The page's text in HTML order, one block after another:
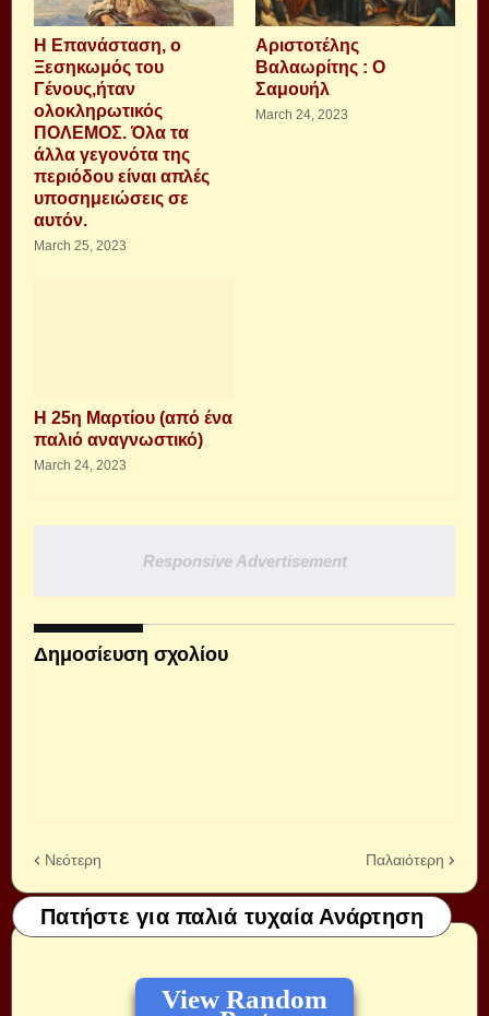
Η Επανάσταση, ο
Ξεσηκωμός του
Γένους,ήταν
ολοκληρωτικός
ΠΟΛΕΜΟΣ. Όλα τα
άλλα γεγονότα της
περιόδου είναι απλές
υποσημειώσεις σε
αυτόν.
March 25, 2023
Αριστοτέλης
Βαλαωρίτης : Ο
Σαμουήλ
March 24, 2023
Η 25η Μαρτίου (από ένα
παλιό αναγνωστικό)
March 24, 2023
Responsive Advertisement
Δημοσίευση σχολίου
Νεότερη Παλαιότερη
Πατήστε για παλιά τυχαία Ανάρτηση
View Random